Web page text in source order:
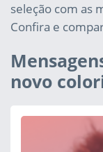
seleção com as
Confira e
novo